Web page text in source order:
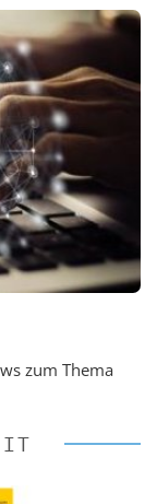
zum Thema
IT